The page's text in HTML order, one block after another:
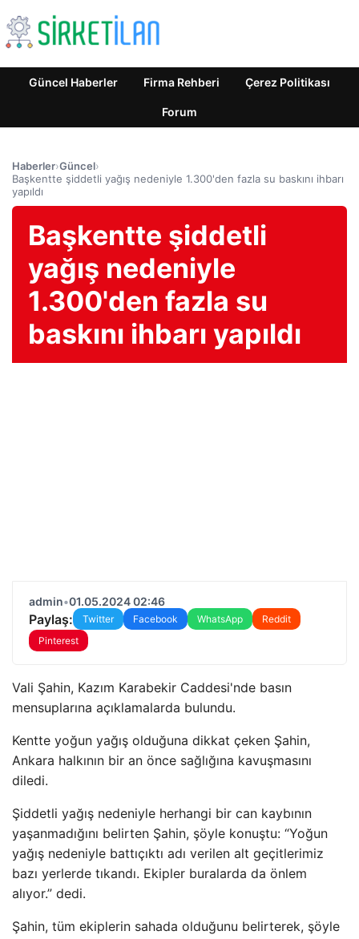
Güncel Haberler Firma Rehberi Çerez Politikası
Forum
Haberler›Güncel›
Başkentte şiddetli yağış nedeniyle 1.300'den fazla su baskını ihbarı
yapıldı
Başkentte şiddetli
yağış nedeniyle
1.300'den fazla su
baskını ihbarı yapıldı
admin•01.05.2024 02:46
Paylaş: Twitter Facebook WhatsApp
Reddit
Pinterest
Vali Şahin, Kazım Karabekir Caddesi'nde basın
mensuplarına açıklamalarda bulundu.
Kentte yoğun yağış olduğuna dikkat çeken Şahin,
Ankara halkının bir an önce sağlığına kavuşmasını
diledi.
Şiddetli yağış nedeniyle herhangi bir can kaybının
yaşanmadığını belirten Şahin, şöyle konuştu: “Yoğun
yağış nedeniyle battıçıktı adı verilen alt geçitlerimiz
bazı yerlerde tıkandı. Ekipler buralarda da önlem
alıyor.” dedi.
Şahin, tüm ekiplerin sahada olduğunu belirterek, şöyle